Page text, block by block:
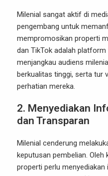
Milenial sangat aktif di
pengembang untuk
mempromosikan properti
dan TikTok adalah
menjangkau audiens
berkualitas tinggi, serta tur
perhatian mereka.
2. Menyediakan
dan Transparan
Milenial cenderung
keputusan pembelian. Oleh
properti perlu